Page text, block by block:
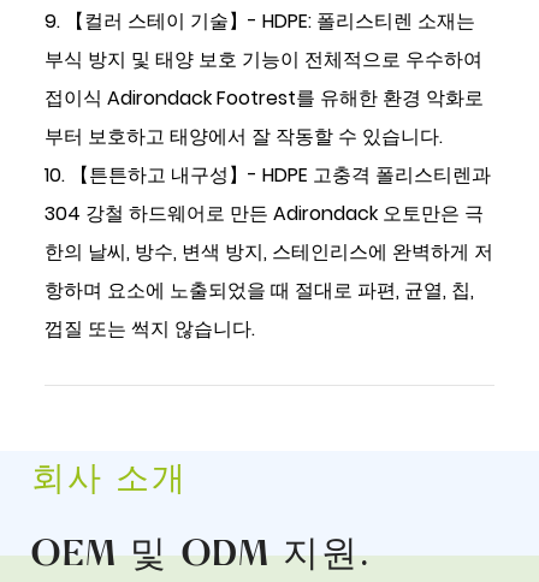
9. 【컬러 스테이 기술】- HDPE: 폴리스티렌 소재는
부식 방지 및 태양 보호 기능이 전체적으로 우수하여
접이식 Adirondack Footrest를 유해한 환경 악화로
부터 보호하고 태양에서 잘 작동할 수 있습니다.
10. 【튼튼하고 내구성】- HDPE 고충격 폴리스티렌과
304 강철 하드웨어로 만든 Adirondack 오토만은 극
한의 날씨, 방수, 변색 방지, 스테인리스에 완벽하게 저
항하며 요소에 노출되었을 때 절대로 파편, 균열, 칩,
껍질 또는 썩지 않습니다.
회사 소개
OEM 및 ODM 지원.